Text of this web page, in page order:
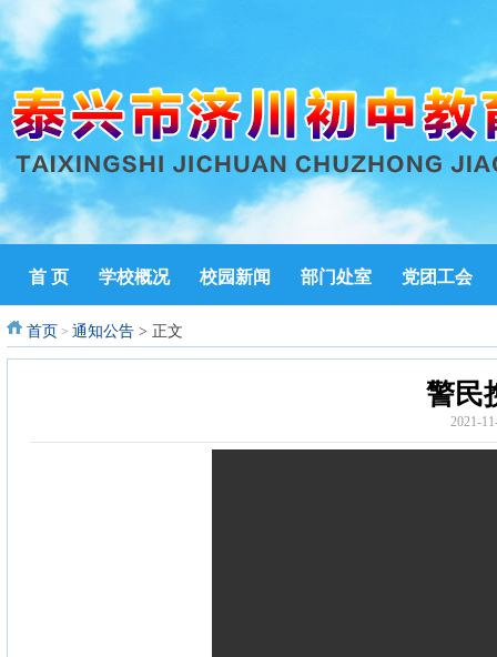
首 页 学校概况 校园新闻 部门处室 党团工会
首页 > 通知公告 > 正文
警民
2021-